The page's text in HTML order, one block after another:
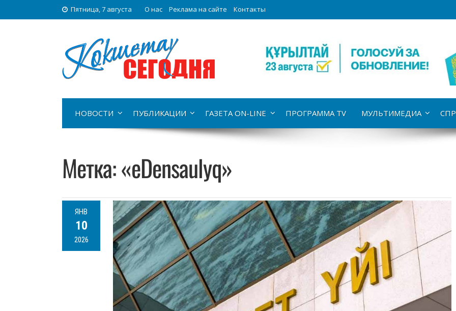
Пятница, 7 августа О нас Реклама на сайте Контакты
НОВОСТИ ПУБЛИКАЦИИ ГАЗЕТА ON-LINE ПРОГРАММА TV МУЛЬТИМЕДИА
Метка:«eDensaulyq»
ЯНВ
10
2026